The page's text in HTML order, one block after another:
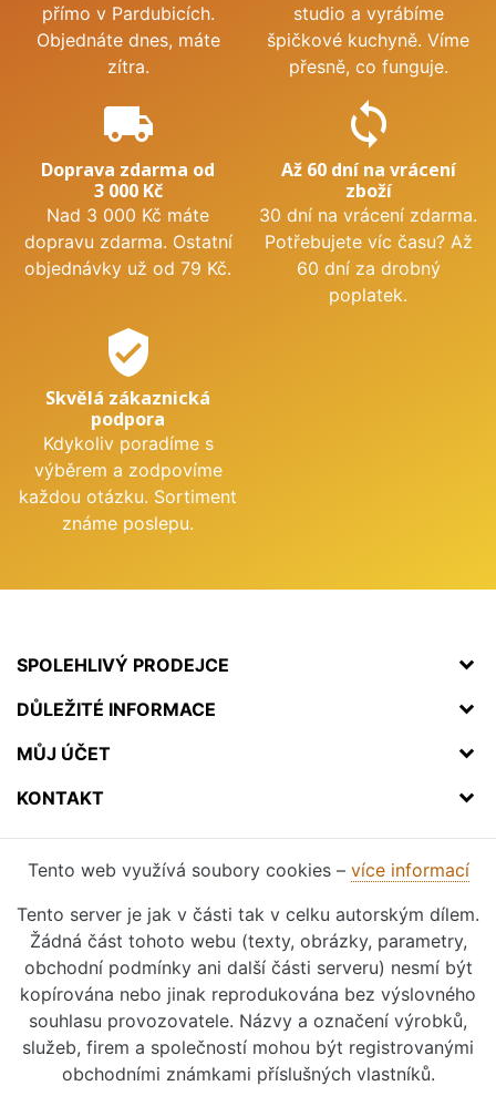
přímo v Pardubicích.
Objednáte dnes, máte
zítra.
studio a vyrábíme
špičkové kuchyně. Víme
přesně, co funguje.
local_shipping
Doprava zdarma od
3 000 Kč
Nad 3 000 Kč máte
dopravu zdarma. Ostatní
objednávky už od 79 Kč.
sync
Až 60 dní na vrácení
zboží
30 dní na vrácení zdarma.
Potřebujete víc času? Až
60 dní za drobný
poplatek.
verified_user
Skvělá zákaznická
podpora
Kdykoliv poradíme s
výběrem a zodpovíme
každou otázku. Sortiment
známe poslepu.
SPOLEHLIVÝ PRODEJCE
DŮLEŽITÉ INFORMACE
MŮJ ÚČET
KONTAKT
Tento web využívá soubory cookies – více informací
Tento server je jak v části tak v celku autorským dílem.
Žádná část tohoto webu (texty, obrázky, parametry,
obchodní podmínky ani další části serveru) nesmí být
kopírována nebo jinak reprodukována bez výslovného
souhlasu provozovatele. Názvy a označení výrobků,
služeb, firem a společností mohou být registrovanými
obchodními známkami příslušných vlastníků.